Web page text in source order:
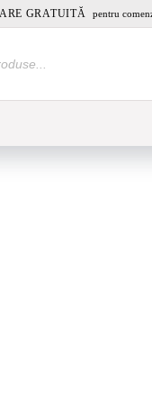
GRATUITĂ pentru